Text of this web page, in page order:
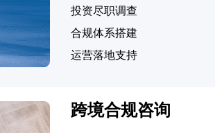
投资尽职调查
合规体系搭建
运营落地支持
跨境合规咨询